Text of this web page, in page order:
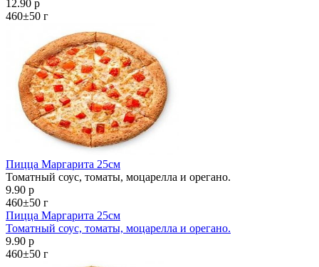
12.90 р
460±50 г
Пицца Маргарита 25см
Томатный соус, томаты, моцарелла и орегано.
9.90 р
460±50 г
Пицца Маргарита 25см
Томатный соус, томаты, моцарелла и орегано.
9.90 р
460±50 г